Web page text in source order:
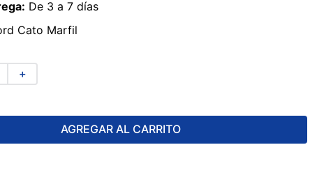
De 3 a 7 días
Cato Marfil
＋
AGREGAR AL CARRITO